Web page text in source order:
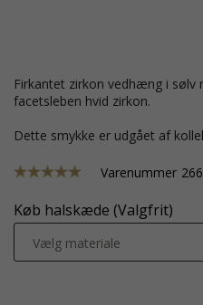
firkantet zirkon vedhæng i sølv med blank overflade og
facetsleben hvid zirkon.
Dette smykke er udgået af
Varenummer
Køb halskæde (Valgfrit)
Vælg materiale